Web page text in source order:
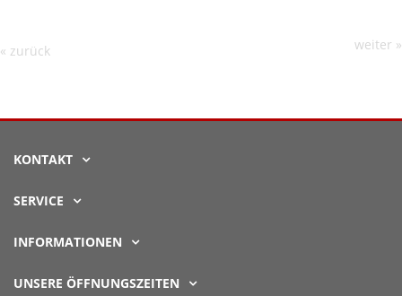
« zurück weiter »
KONTAKT
SERVICE
INFORMATIONEN
UNSERE ÖFFNUNGSZEITEN